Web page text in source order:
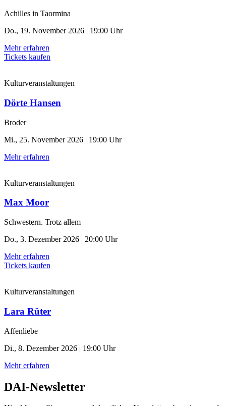
Achilles in Taormina
Do., 19. November 2026 | 19:00 Uhr
Mehr erfahren
Tickets kaufen
Kulturveranstaltungen
Dörte Hansen
Broder
Mi., 25. November 2026 | 19:00 Uhr
Mehr erfahren
Kulturveranstaltungen
Max Moor
Schwestern. Trotz allem
Do., 3. Dezember 2026 | 20:00 Uhr
Mehr erfahren
Tickets kaufen
Kulturveranstaltungen
Lara Rüter
Affenliebe
Di., 8. Dezember 2026 | 19:00 Uhr
Mehr erfahren
DAI-Newsletter